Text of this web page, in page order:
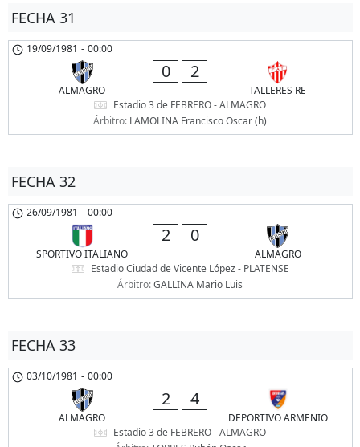
FECHA 31
19/09/1981 - 00:00
ALMAGRO
0 2
TALLERES RE
Estadio 3 de FEBRERO - ALMAGRO
Árbitro: LAMOLINA Francisco Oscar (h)
FECHA 32
26/09/1981 - 00:00
SPORTIVO ITALIANO
2 0
ALMAGRO
Estadio Ciudad de Vicente López - PLATENSE
Árbitro:GALLINA Mario Luis
FECHA 33
03/10/1981 - 00:00
ALMAGRO
2 4
DEPORTIVO ARMENIO
Estadio 3 de FEBRERO - ALMAGRO